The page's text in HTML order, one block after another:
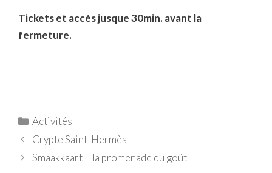
Tickets et accès jusque 30min. avant la
fermeture.
Catégories
Activités
Crypte Saint-Hermès
Smaakkaart – la promenade du goût